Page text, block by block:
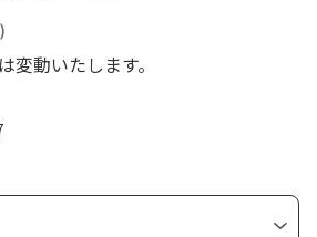
動いたします。